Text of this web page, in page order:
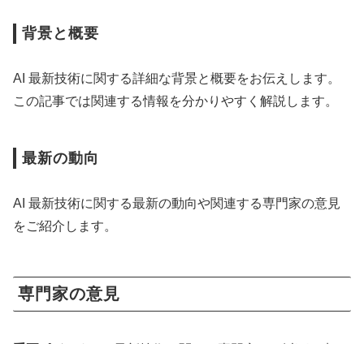
背景と概要
AI 最新技術に関する詳細な背景と概要をお伝えします。
この記事では関連する情報を分かりやすく解説します。
最新の動向
AI 最新技術に関する最新の動向や関連する専門家の意見
をご紹介します。
専門家の意見